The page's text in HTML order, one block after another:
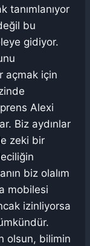
tanımlanıyor
bu
gidiyor.
açmak için
Alexi
Biz aydınlar
zeki bir
biz olalım
mobilesi
izinliyorsa
olsun, bilimin